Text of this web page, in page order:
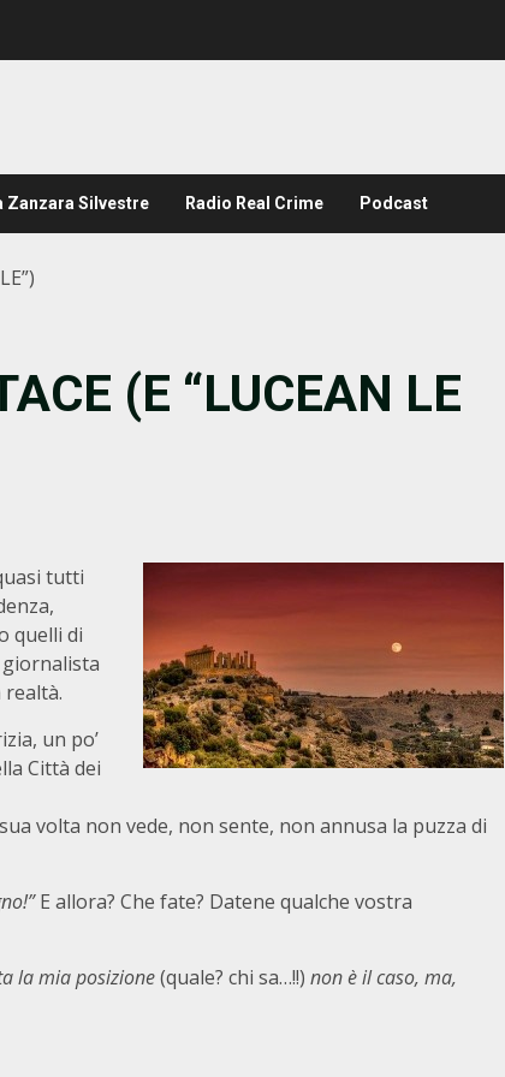
Zanzara Silvestre Radio Real Crime Podcast
(E “LUCEAN LE
tutti
quelli di
realtà.
un po’
Città dei
volta non vede, non sente, non annusa la puzza di
E allora? Che fate? Datene qualche vostra
la mia posizione(quale? chi sa…!!) non è il caso, ma,